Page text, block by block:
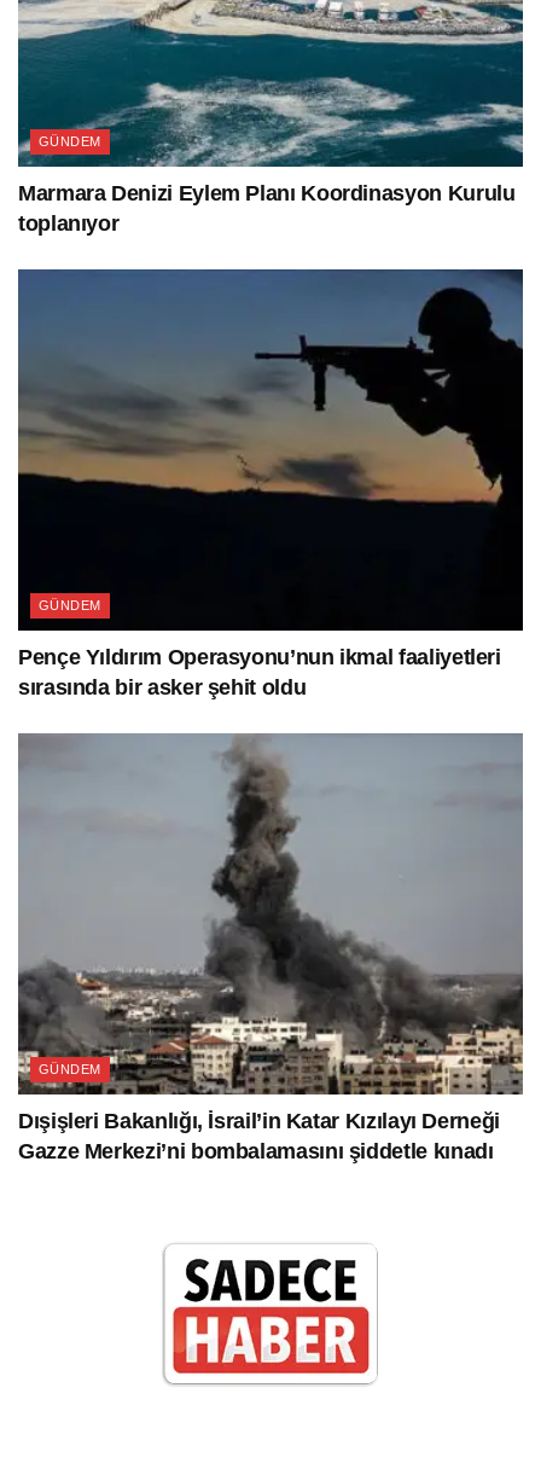
GÜNDEM
Marmara Denizi Eylem Planı Koordinasyon Kurulu
toplanıyor
GÜNDEM
Pençe Yıldırım Operasyonu’nun ikmal faaliyetleri
sırasında bir asker şehit oldu
GÜNDEM
Dışişleri Bakanlığı, İsrail’in Katar Kızılayı Derneği
Gazze Merkezi’ni bombalamasını şiddetle kınadı